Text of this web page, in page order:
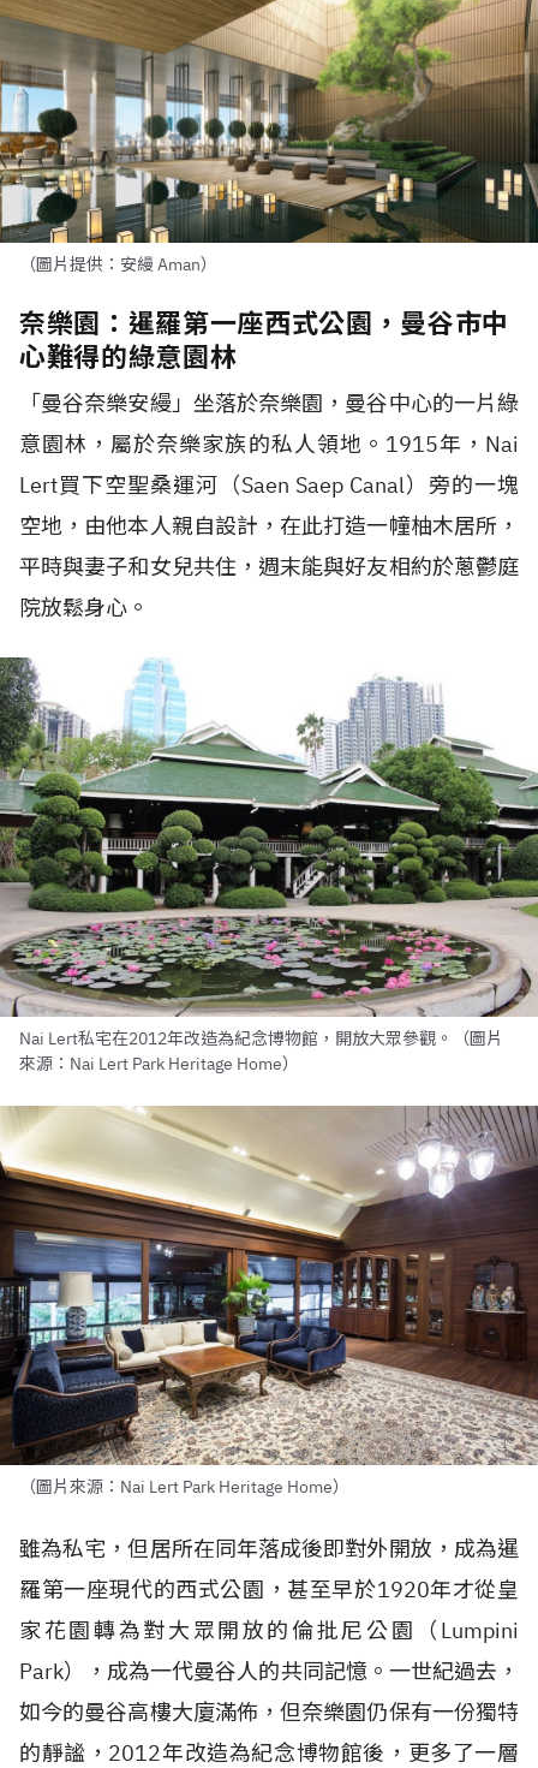
（圖片提供：安縵 Aman）
奈樂園：暹羅第一座西式公園，曼谷市中
心難得的綠意園林
「曼谷奈樂安縵」坐落於奈樂園，曼谷中心的一片綠
意園林，屬於奈樂家族的私人領地。1915年，Nai
Lert買下空聖桑運河（Saen Saep Canal）旁的一塊
空地，由他本人親自設計，在此打造一幢柚木居所，
平時與妻子和女兒共住，週末能與好友相約於蔥鬱庭
院放鬆身心。
Nai Lert私宅在2012年改造為紀念博物館，開放大眾參觀。（圖片
來源：Nai Lert Park Heritage Home）
（圖片來源：Nai Lert Park Heritage Home）
雖為私宅，但居所在同年落成後即對外開放，成為暹
羅第一座現代的西式公園，甚至早於1920年才從皇
家花園轉為對大眾開放的倫批尼公園（Lumpini
Park），成為一代曼谷人的共同記憶。一世紀過去，
如今的曼谷高樓大廈滿佈，但奈樂園仍保有一份獨特
的靜謐，2012年改造為紀念博物館後，更多了一層